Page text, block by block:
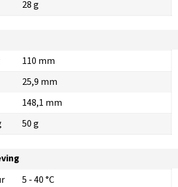
28 g
110 mm
25,9 mm
148,1 mm
50 g
5 - 40 °C